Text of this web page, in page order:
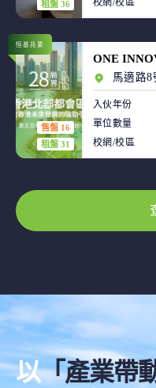
租盤 36
售盤 16
租盤 31
恒基兆業
ONE
馬適路8
入伙年份
單位數量
校網/校區
以「產業帶